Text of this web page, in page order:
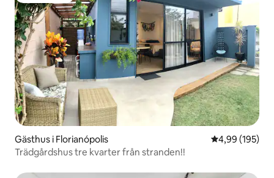
Gästhus i Florianópolis 4,99 av 5 i
4,99 (195)
Trädgårdshus tre kvarter från stranden!!